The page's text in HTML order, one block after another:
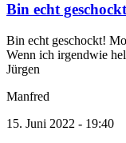
Bin echt
Bin echt geschockt!
Wenn ich irgendwie
Jürgen
Manfred
15. Juni 2022 - 19:40